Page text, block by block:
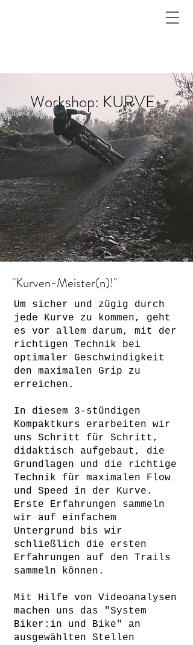
Workshop: KURVE
"Kurven-Meister(n)!"
Um sicher und zügig durch
jede Kurve zu kommen, geht
es vor allem darum, mit der
richtigen Technik bei
optimaler Geschwindigkeit
den maximalen Grip zu
erreichen.
In diesem 3-stündigen
Kompaktkurs erarbeiten wir
uns Schritt für Schritt,
didaktisch aufgebaut, die
Grundlagen und die richtige
Technik für maximalen Flow
und Speed in der Kurve.
Erste Erfahrungen sammeln
wir auf einfachem
Untergrund bis wir
schließlich die ersten
Erfahrungen auf den Trails
sammeln können.
Mit Hilfe von Videoanalysen
machen uns das "System
Biker:in und Bike" an
ausgewählten Stellen